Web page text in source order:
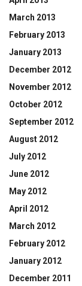
March 2013
February 2013
January 2013
December 2012
November 2012
October 2012
September 2012
August 2012
July 2012
June 2012
May 2012
April 2012
March 2012
February 2012
January 2012
December 2011